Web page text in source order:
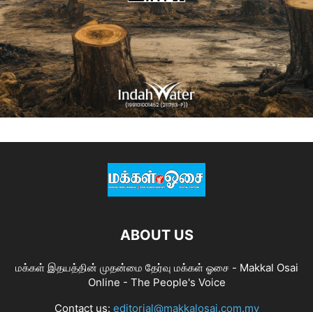
ABOUT US
மக்கள் இதயத்தின் முதன்மை தேர்வு மக்கள் ஓசை - Makkal Osai
Online - The People's Voice
Contact us: editorial@makkalosai.com.my